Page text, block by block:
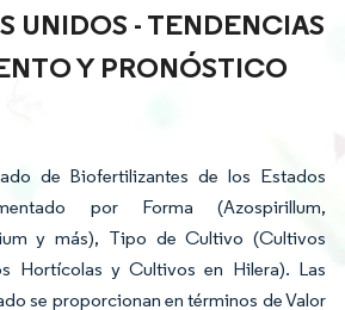
UNIDOS - TENDENCIAS
Y PRONÓSTICO
de Biofertilizantes de los Estados
por Forma (Azospirillum,
y más), Tipo de Cultivo (Cultivos
Hortícolas y Cultivos en Hilera). Las
se proporcionan en términos de Valor